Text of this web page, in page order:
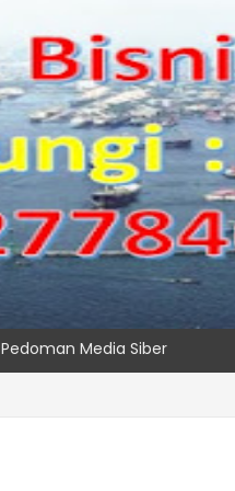
Pedoman Media Siber